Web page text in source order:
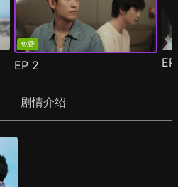
免费
EP 2
剧情介绍